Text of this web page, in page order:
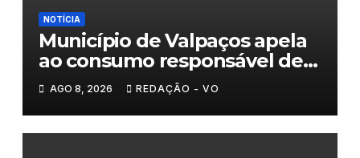
NOTÍCIA
Município de Valpaços apela
ao consumo responsável de
água
AGO 8, 2026 REDAÇÃO - VO